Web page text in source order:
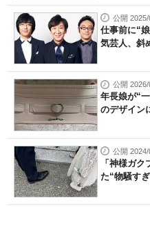
公開
仕事前に“
気芸人、斜
公開
年長娘が“
のデザイン
公開
「神様ガ
た“物騒す